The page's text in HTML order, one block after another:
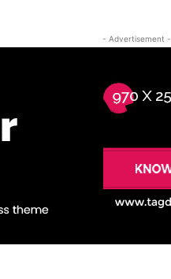
- Advertisement -